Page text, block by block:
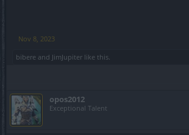
Nov 8, 2023
bibere and JimJupiter like this.
opos2012
Exceptional Talent